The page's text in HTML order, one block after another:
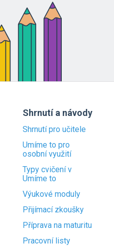
Shrnutí a návody
Shrnutí pro učitele
Umíme to pro
osobní využití
Typy cvičení v
Umíme to
Výukové moduly
Přijímací zkoušky
Příprava na maturitu
Pracovní listy